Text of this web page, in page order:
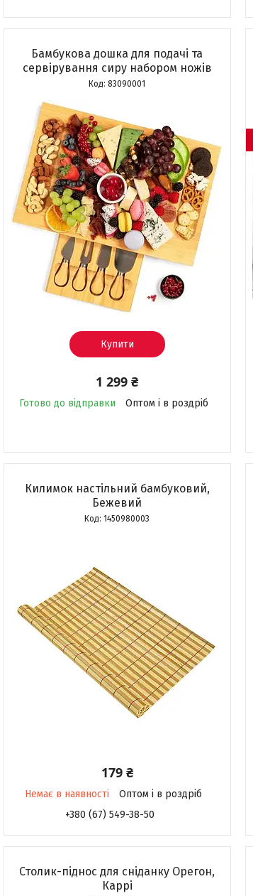
Бамбукова дошка для подачі та
сервірування сиру набором ножів
83090001
Купити
1 299 ₴
Готово до відправки Оптом і в роздріб
Килимок настільний бамбуковий,
Бежевий
1450980003
179 ₴
Немає в наявності
Оптом і в роздріб
+380 (67) 549-38-50
Столик-піднос для сніданку Орегон,
Каррі